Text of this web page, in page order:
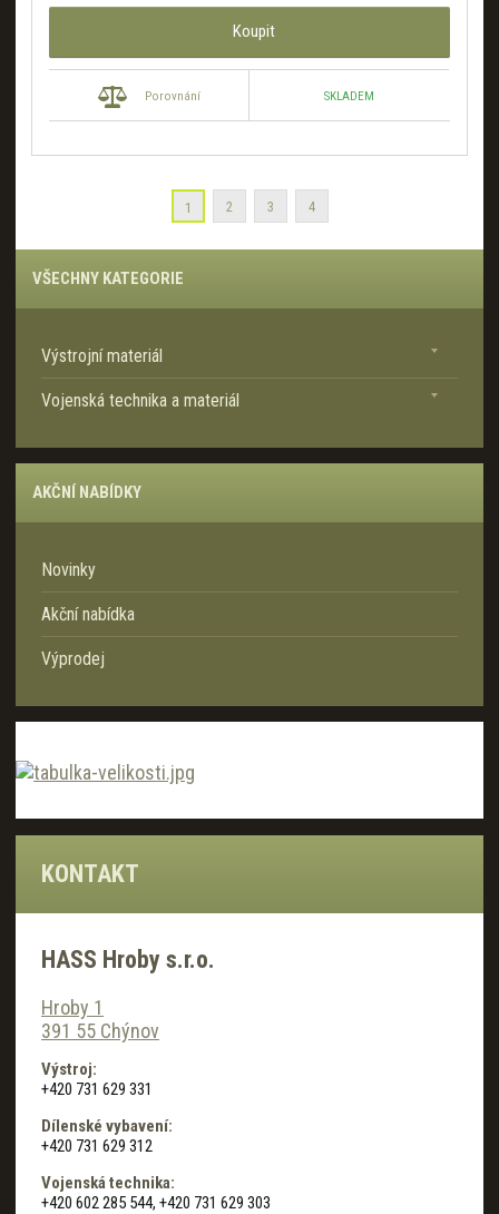
Koupit
Porovnání SKLADEM
1 2 3 4
VŠECHNY KATEGORIE
Výstrojní materiál
Vojenská technika a materiál
AKČNÍ NABÍDKY
Novinky
Akční nabídka
Výprodej
KONTAKT
HASS Hroby s.r.o.
Hroby 1
391 55 Chýnov
Výstroj:
+420 731 629 331
Dílenské vybavení:
+420 731 629 312
Vojenská technika:
+420 602 285 544, +420 731 629 303